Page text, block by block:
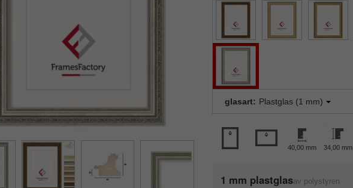
glasart: Plastglas (1 mm)
40,00 mm 34,00 mm
1 mm plastglasav polystyren